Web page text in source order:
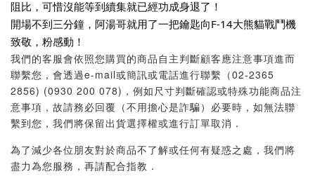
阻比，可惜沒能等到續集就已經功成身退了！
開場不到三分鐘，阿湯哥就用了一把鑰匙向F-14大熊貓戰鬥機
致敬，粉感動！
我們的客服會依照您購買的商品自主判斷顧客應注意事項進而
聯繫您，會透過e-mail或簡訊或電話進行聯繫（02-2365
2856) (0930 200 078)，例如尺寸判斷確認或特殊功能商品注
意事項，故請務必回覆（不用擔心是詐騙）必要時，如無法聯
繫到您，我們將保留出貨選擇權或進行訂單取消．
為了減少各位朋友對於商品不了解或任何有疑惑之處，我們將
盡力為您服務，再請配合指教．